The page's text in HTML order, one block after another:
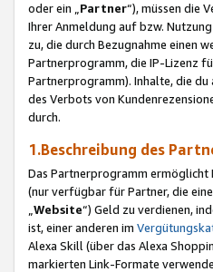
oder ein „Partner“), müssen die
Ihrer Anmeldung auf bzw.
zu, die durch Bezugnahme einen
Partnerprogramm, die IP-Lizenz
Partnerprogramm). Inhalte, die
des Verbots von
durch.
1.Beschreibung des
Das Partnerprogramm ermöglicht
(nur verfügbar für Partner, die
Website“) Geld zu verdienen,
ist, einer anderen im
Alexa Skill (über das Alexa
markierten Link-Formate